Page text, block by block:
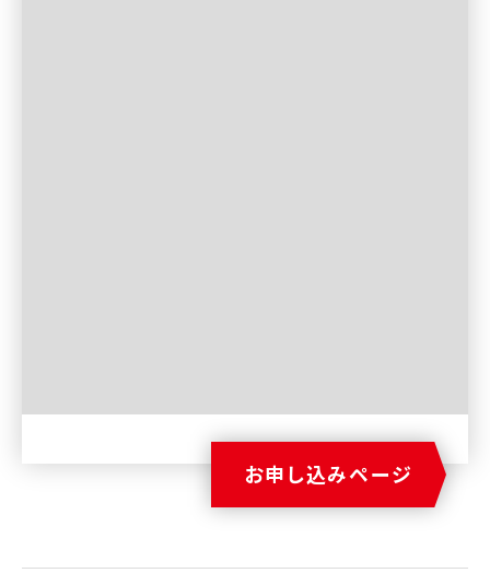
お申し込みページ